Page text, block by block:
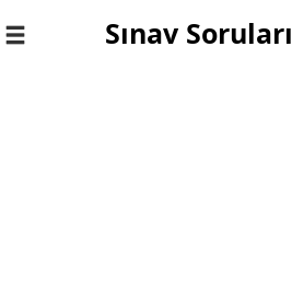
Toggle
Sınav Soruları